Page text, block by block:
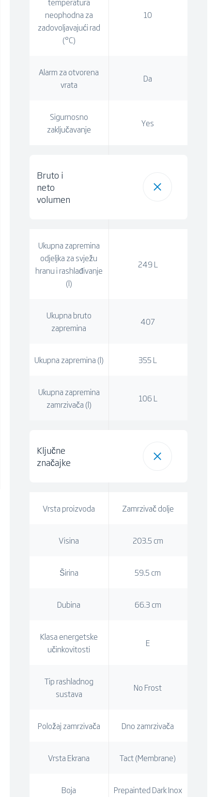
neophodna za
zadovoljavajući rad
(°C)
10
Alarm za otvorena
vrata
Da
Sigurnosno
zaključavanje
Yes
Bruto i
neto
volumen
Ukupna zapremina
odjeljka za svježu
hranu i rashlađivanje
(l)
249 L
Ukupna bruto
zapremina
407
Ukupna zapremina (l) 355 L
Ukupna zapremina
zamrzivača (l)
106 L
Ključne
značajke
Vrsta proizvoda Zamrzivač dolje
Visina 203.5 cm
Širina 59.5 cm
Dubina 66.3 cm
Klasa energetske
učinkovitosti
E
Tip rashladnog
sustava
No Frost
Položaj zamrzivača Dno zamrzivača
Vrsta Ekrana Tact (Membrane)
Boja Prepainted Dark Inox